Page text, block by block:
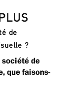
de
?
de
que faisons-